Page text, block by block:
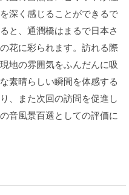
深く感じることができるで
と、通潤橋はまるで日本さ
花に彩られます。訪れる際
地の雰囲気をふんだんに吸
素晴らしい瞬間を体感する
、また次回の訪問を促進し
音風景百選としての評価に